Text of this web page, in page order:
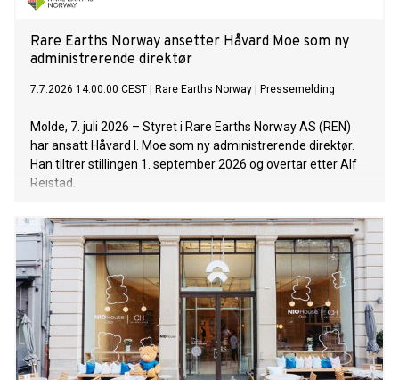
Rare Earths Norway ansetter Håvard Moe som ny
administrerende direktør
7.7.2026 14:00:00 CEST Rare Earths Norway Pressemelding
Molde, 7. juli 2026 – Styret i Rare Earths Norway AS (REN)
har ansatt Håvard I. Moe som ny administrerende direktør.
Han tiltrer stillingen 1. september 2026 og overtar etter Alf
Reistad.